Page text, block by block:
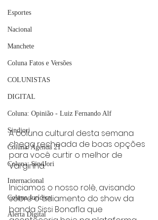
Esportes
Nacional
Manchete
Coluna Fatos e Versões
COLUNISTAS
DIGITAL
Coluna: Opinião - Luiz Fernando Alf
Sindjori
Coluna: Agenda 21
Coluna: SindJori
Internacional
Coluna Jurídica
Alerta Digital
A coluna cultural desta semana
chega recheada de boas opções
para você curtir o melhor de
Varginha.
Iniciamos o nosso rolê, avisando
sobre o adiamento do show da
banda Sissi Bonafla que